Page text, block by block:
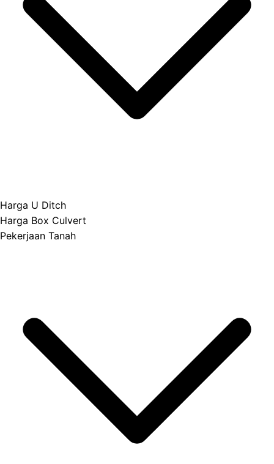
Harga U Ditch
Harga Box Culvert
Pekerjaan Tanah